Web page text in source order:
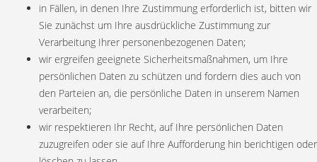
in Fällen, in denen Ihre Zustimmung erforderlich ist, bitten wir
Sie zunächst um Ihre ausdrückliche Zustimmung zur
Verarbeitung Ihrer personenbezogenen Daten;
wir ergreifen geeignete Sicherheitsmaßnahmen, um Ihre
persönlichen Daten zu schützen und fordern dies auch von
den Parteien an, die persönliche Daten in unserem Namen
verarbeiten;
wir respektieren Ihr Recht, auf Ihre persönlichen Daten
zuzugreifen oder sie auf Ihre Aufforderung hin berichtigen oder